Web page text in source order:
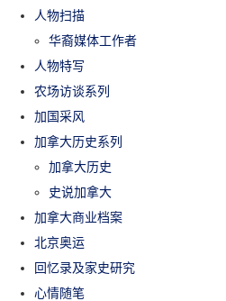
人物扫描
华裔媒体工作者
人物特写
农场访谈系列
加国采风
加拿大历史系列
加拿大历史
史说加拿大
加拿大商业档案
北京奥运
回忆录及家史研究
心情随笔